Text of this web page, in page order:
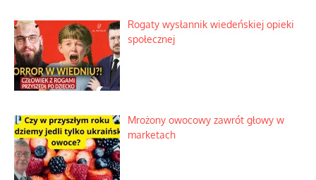
Rogaty wysłannik wiedeńskiej opieki
społecznej
Mrożony owocowy zawrót głowy w
marketach